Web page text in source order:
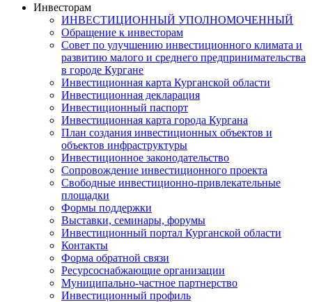
Инвесторам
ИНВЕСТИЦИОННЫЙ УПОЛНОМОЧЕННЫЙ
Обращение к инвесторам
Совет по улучшению инвестиционного климата и
развитию малого и среднего предпринимательства
в городе Кургане
Инвестиционная карта Курганской области
Инвестиционная декларация
Инвестиционный паспорт
Инвестиционная карта города Кургана
План создания инвестиционных объектов и
объектов инфраструктуры
Инвестиционное законодательство
Сопровождение инвестиционного проекта
Свободные инвестиционно-привлекательные
площадки
Формы поддержки
Выставки, семинары, форумы
Инвестиционный портал Курганской области
Контакты
Форма обратной связи
Ресурсоснабжающие организации
Муниципально-частное партнерство
Инвестиционный профиль